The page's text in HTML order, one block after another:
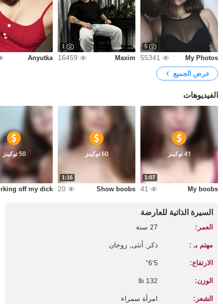
5
My Photos
55341
1
Maxim
16459
Anyutka
عرض الجميع
الفيديوهات
1:07
41 توكينز
My boobs
41
1:16
60 توكينز
Show boobs
20
50 توكينز
السيرة الذاتية للعارضة
العمر: 27 سنة
مهتم بـ : ذكر, أنثى, زوجان
الارتفاع: 5'6"
الوزن: 132 lb
الشعر: امرأة سمراء